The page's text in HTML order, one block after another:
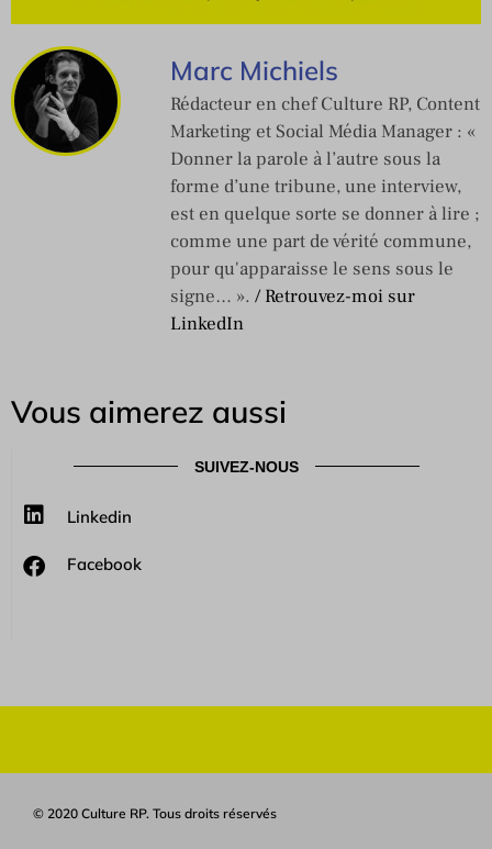
Marc Michiels
Rédacteur en chef Culture RP, Content
Marketing et Social Média Manager : «
Donner la parole à l’autre sous la
forme d’une tribune, une interview,
est en quelque sorte se donner à lire ;
comme une part de vérité commune,
pour qu'apparaisse le sens sous le
signe… ». / Retrouvez-moi sur
LinkedIn
Vous aimerez aussi
SUIVEZ-NOUS
Linkedin
Facebook
© 2020 Culture RP. Tous droits réservés